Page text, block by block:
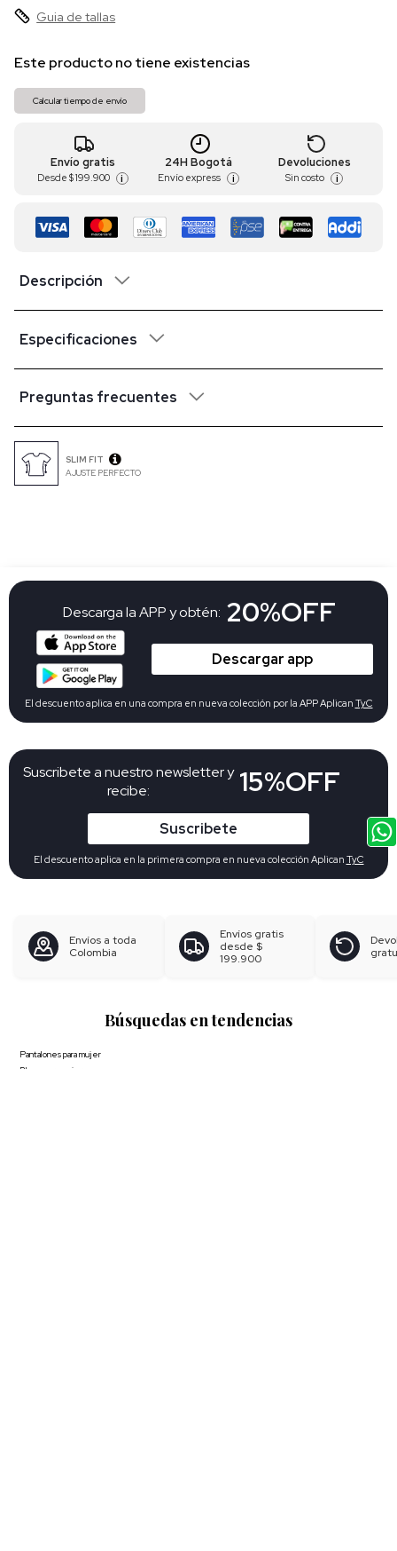
Guia de tallas
Este producto no tiene existencias
Calcular tiempo de envío
Envío gratis
Desde $ 199.900 i
24H Bogotá
Envío express i
Devoluciones
Sin costo i
Descripción
Especificaciones
Preguntas frecuentes
SLIM FIT
AJUSTE PERFECTO
Suscribete a nuestro newsletter y
recibe:
15%OFF
Suscribete
El descuento aplica en la primera compra en nueva colección Aplican TyC
Descarga la APP y obtén: 20%OFF
Descargar app
El descuento aplica en una compra en nueva colección por la APP Aplican TyC
Envíos a toda
Colombia
Envíos gratis
desde $
199.900
Búsquedas en tendencias
Pantalones para mujer
Blusas para mujer